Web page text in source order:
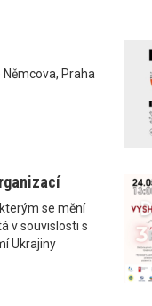
Praha
se mění
v souvislosti s
Ukrajiny